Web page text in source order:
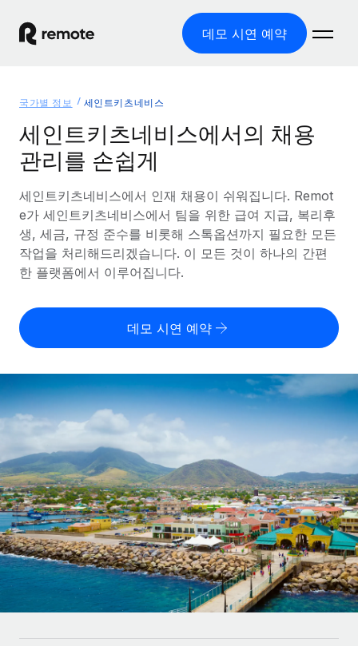
데모 시연 예약
글로벌 고용
글로벌 급여
규정을 준수하며 급여 지급을 손쉽게 처리
기록상 고용주(EOR)
법인 설립 비용 없이 전 세계로 사업을 확장
PEO
복잡한 고용 업무를 아웃소싱
인프라
Remote 통합
HR을 워크플로에 매끄럽게 통합
플랫폼
팀을 위한 통합된 핵심 HR 기능
새로운
솔루션
글로벌 서비스 제공
국가별 정보
국가별 글로벌 채용 지원 알아보기
미국 주별 정보
Remote와 다른 솔루션 비교
다른 업체들과 비교해보기
성장 단계
스타트업
성장하는 기업을 위한 민첩한 글로벌 HR 및 급여 솔루션
중견기업
맞춤형 HR 솔루션으로 팀 확장
엔터프라이즈
대기업을 위한 글로벌 HR
REMOTE 파트너 되기
리소스
도구 및 계산기
오분류 리스크 평가 도구
국가별 총 인건비 계산
글로벌 계약직을 위한 통화 옵션과 지급 소요 시간 확인
리서치 및 가이드
사례 연구
HR 용어집
체크리스트 및 템플릿
직무 설명 라이브러리
요금
한국어
English
Nederlands
Français
Deutsch
Español
Italiano
Português (Portugal)
국가별 정보 세인트키츠네비스
세인트키츠네비스에서의 채용
관리를 손쉽게
세인트키츠네비스에서 인재 채용이 쉬워집니다. Remot
e가 세인트키츠네비스에서 팀을 위한 급여 지급, 복리후
생, 세금, 규정 준수를 비롯해 스톡옵션까지 필요한 모든
작업을 처리해드리겠습니다. 이 모든 것이 하나의 간편
한 플랫폼에서 이루어집니다.
데모 시연 예약